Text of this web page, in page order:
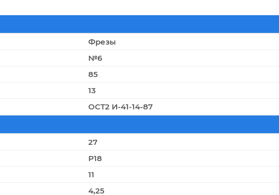
Фрезы
№6
85
13
ОСТ2 И-41-14-87
27
Р18
11
4,25